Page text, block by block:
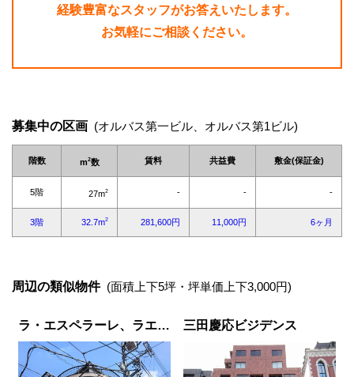
経験豊富なスタッフがお答えいたします。
お気軽にご相談ください。
募集中の区画 (オルバス第一ビル、オルバス第1ビル)
周辺の類似物件 (面積上下5坪・坪単価上下3,000円)